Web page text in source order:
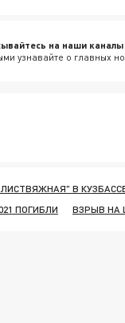
на наши каналы
узнавайте о главных
В КУЗБАССЕ
ПОГИБЛИ
ВЗРЫВ НА